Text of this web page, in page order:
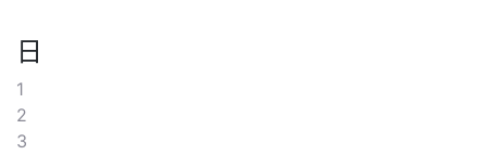
日
1
2
3